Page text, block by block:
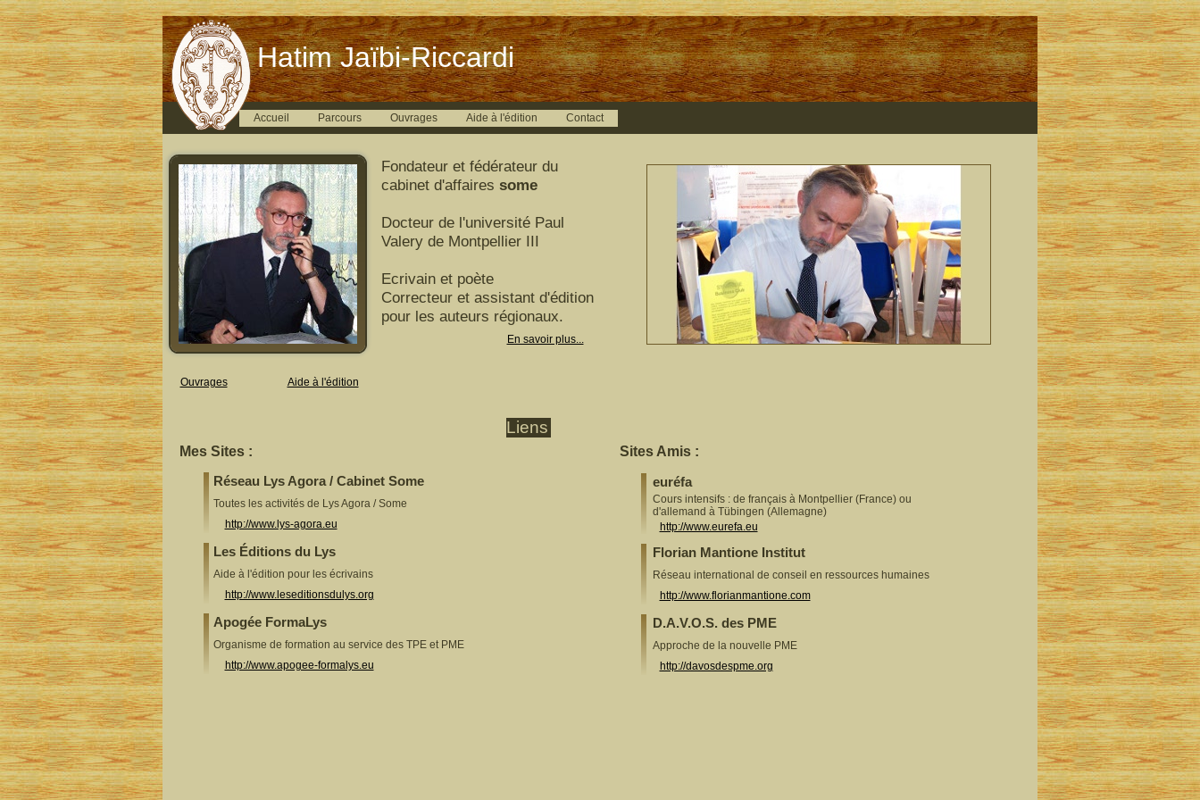
Hatim Jaïbi-Riccardi
Accueil Parcours Ouvrages Aide à l'édition Contact
Fondateur et fédérateur du
cabinet d'affaires some
Docteur de l'université Paul
Valery de Montpellier III
Ecrivain et poète
Correcteur et assistant d'édition
pour les auteurs régionaux.
En savoir plus...
Ouvrages Aide à l'édition
Liens
Mes Sites : Sites Amis :
Réseau Lys Agora / Cabinet Some
Toutes les activités de Lys Agora / Some
http://www.lys-agora.eu
Les Éditions du Lys
Aide à l'édition pour les écrivains
http://www.leseditionsdulys.org
Apogée FormaLys
Organisme de formation au service des TPE et PME
http://www.apogee-formalys.eu
euréfa
Cours intensifs : de français à Montpellier (France) ou
d'allemand à Tübingen (Allemagne)
http://www.eurefa.eu
Florian Mantione Institut
Réseau international de conseil en ressources humaines
http://www.florianmantione.com
D.A.V.O.S. des PME
Approche de la nouvelle PME
http://davosdespme.org